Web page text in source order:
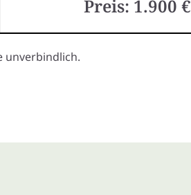
Preis: 1.900 €
unverbindlich.